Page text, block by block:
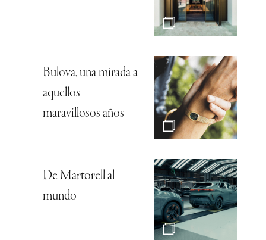
Bulova, una mirada a
aquellos
maravillosos años
De Martorell al
mundo